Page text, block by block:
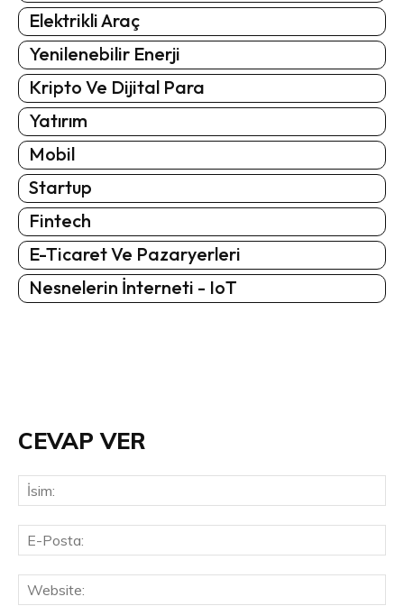
Elektrikli Araç
Yenilenebilir Enerji
Kripto Ve Dijital Para
Yatırım
Mobil
Startup
Fintech
E-Ticaret Ve Pazaryerleri
Nesnelerin İnterneti - IoT
CEVAP VER